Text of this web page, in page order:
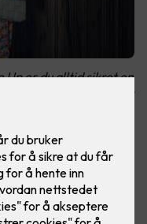
Up er du alltid sikret en
og er tilpasset ditt